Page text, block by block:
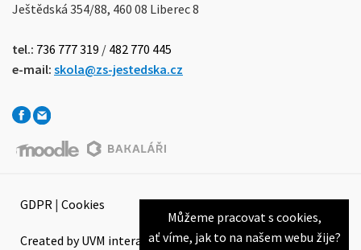
Můžeme pracovat s cookies,
ať víme, jak to na našem webu žije?
Ještědská 354/88, 460 08 Liberec 8
tel.: 736 777 319 / 482 770 445
e-mail: skola@zs-jestedska.cz
GDPR | Cookies
Created by UVM interactive